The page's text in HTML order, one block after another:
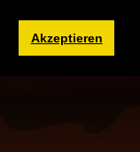
Akzeptieren